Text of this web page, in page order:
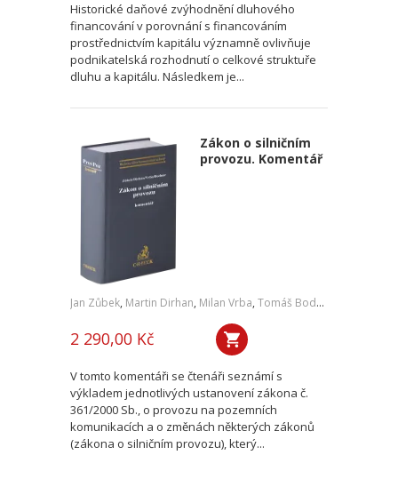
Historické daňové zvýhodnění dluhového
financování v porovnání s financováním
prostřednictvím kapitálu významně ovlivňuje
podnikatelská rozhodnutí o celkové struktuře
dluhu a kapitálu. Následkem je...
Zákon o silničním
provozu. Komentář
Jan Zůbek, Martin Dirhan, Milan Vrba, Tomáš Bodnar
2 290,00 Kč
V tomto komentáři se čtenáři seznámí s
výkladem jednotlivých ustanovení zákona č.
361/2000 Sb., o provozu na pozemních
komunikacích a o změnách některých zákonů
(zákona o silničním provozu), který...